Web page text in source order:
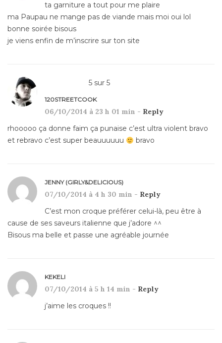
ta garniture a tout pour me plaire
ma Paupau ne mange pas de viande mais moi oui lol
bonne soirée bisous
je viens enfin de m’inscrire sur ton site
5 sur 5
120STREETCOOK
06/10/2014 à 23 h 01 min - Reply
rhooooo ça donne faim ça punaise c’est ultra violent bravo
et rebravo c’est super beauuuuuu
bravo
JENNY (GIRLY&DELICIOUS)
07/10/2014 à 4 h 30 min - Reply
C’est mon croque préférer celui-là, peu être à
cause de ses saveurs italienne que j’adore ^^
Bisous ma belle et passe une agréable journée
KEKELI
07/10/2014 à 5 h 14 min - Reply
j’aime les croques !!